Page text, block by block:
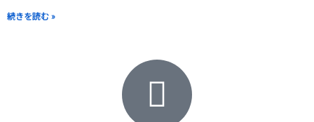
続きを読む »